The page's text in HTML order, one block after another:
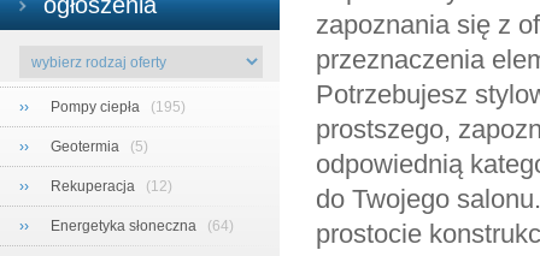
›› Pompy ciepła (195)
›› Geotermia (5)
›› Rekuperacja (12)
›› Energetyka słoneczna (64)
zapoznania się z
przeznaczenia
Potrzebujesz
prostszego,
odpowiednią
do Twojego
prostocie